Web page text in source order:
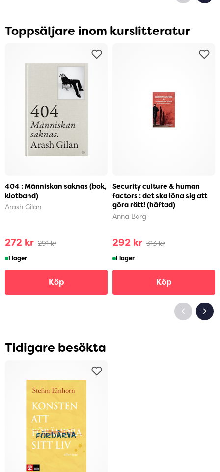
Toppsäljare inom kurslitteratur
404 : Människan saknas (bok,
klotband)
Arash Gilan
272 kr 291 kr
I lager
Köp
Security culture & human
factors : det ska löna sig att
göra rätt! (häftad)
Anna Borg
292 kr 313 kr
I lager
Köp
Tidigare besökta